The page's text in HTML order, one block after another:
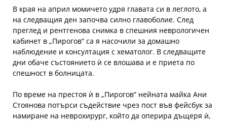
В края на април момичето удря главата си в леглото, а
на следващия ден започва силно главоболие. След
преглед и рентгенова снимка в спешния неврологичен
кабинет в „Пирогов“ са я насочили за домашно
наблюдение и консултация с хематолог. В следващите
дни обаче състоянието ѝ се влошава и е приета по
спешност в болницата.
По време на престоя ѝ в „Пирогов“ нейната майка Ани
Стоянова потърси съдействие чрез пост във фейсбук за
намиране на неврохирург, който да оперира дъщеря ѝ,